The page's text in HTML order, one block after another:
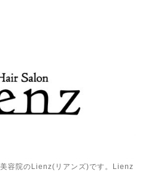
容院のLienz(リアンズ)です。Lienz